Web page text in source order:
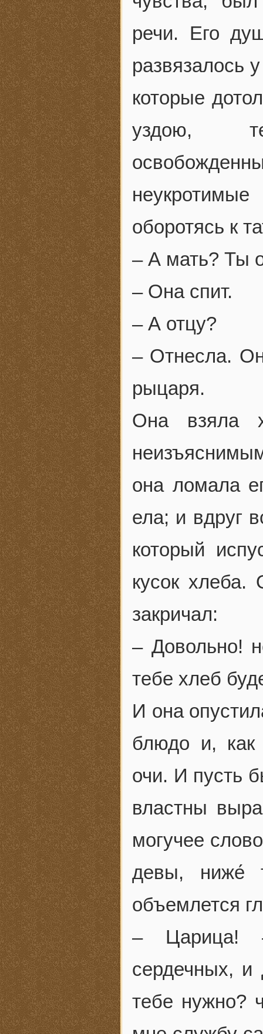
речи. Его
развязалось
которые
уздою,
оборотясь к
– А мать? Ты
– Она спит.
– А отцу?
– Отнесла.
рыцаря.
Она взяла
она ломала
ела; и вдруг
который
кусок хлеба.
закричал:
– Довольно!
тебе хлеб
И она
блюдо и, как
очи. И пусть
властны
могучее
девы, ниже́
объемлется
– Царица!
сердечных, и
тебе нужно?